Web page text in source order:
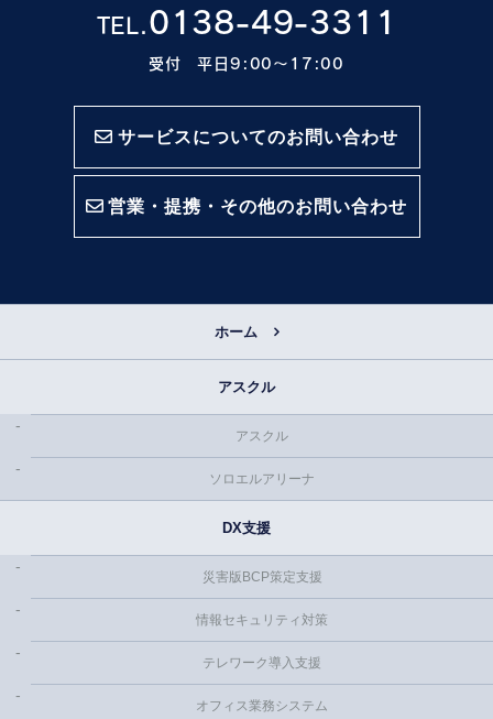
TEL.0138-49-3311
受付 平日9:00〜17:00
サービスについてのお問い合わせ
営業・提携・その他のお問い合わせ
ホーム
アスクル
アスクル
ソロエルアリーナ
DX支援
災害版BCP策定支援
情報セキュリティ対策
テレワーク導入支援
オフィス業務システム